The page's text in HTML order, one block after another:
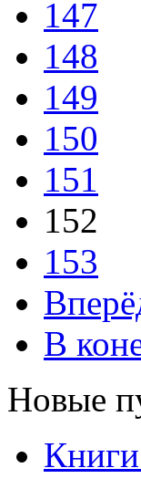
147
148
149
150
151
152
153
В
Новые